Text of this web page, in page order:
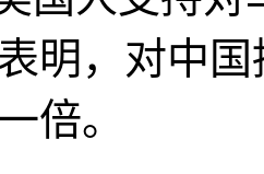
明，对中
倍。